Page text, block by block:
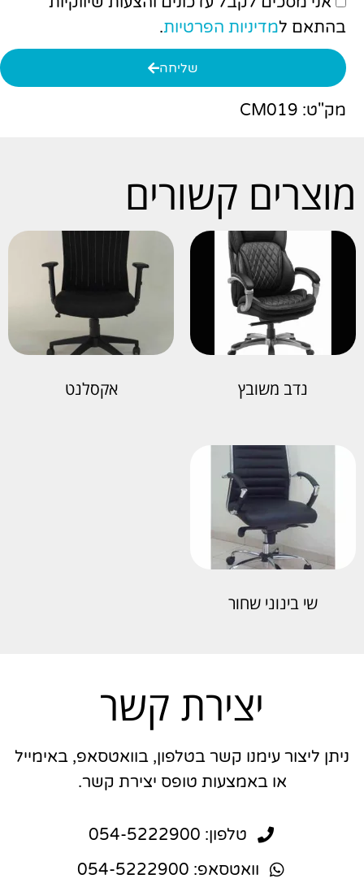
בהתאם למדיניות הפרטיות.
שליחה
מק"ט: CM019
מוצרים קשורים
נדב משובץ אקסלנט
שי בינוני שחור
יצירת קשר
ניתן ליצור עימנו קשר בטלפון, בוואטסאפ, באימייל
או באמצעות טופס יצירת קשר.
טלפון: 054-5222900
וואטסאפ: 054-5222900